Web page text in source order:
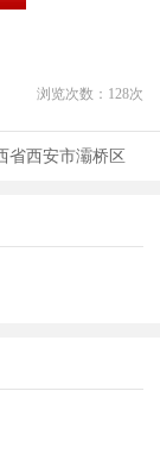
浏览次数： 128次
省西安市灞桥区